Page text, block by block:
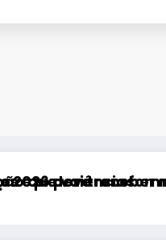
da música
e impulsionar
Expo 2026, a